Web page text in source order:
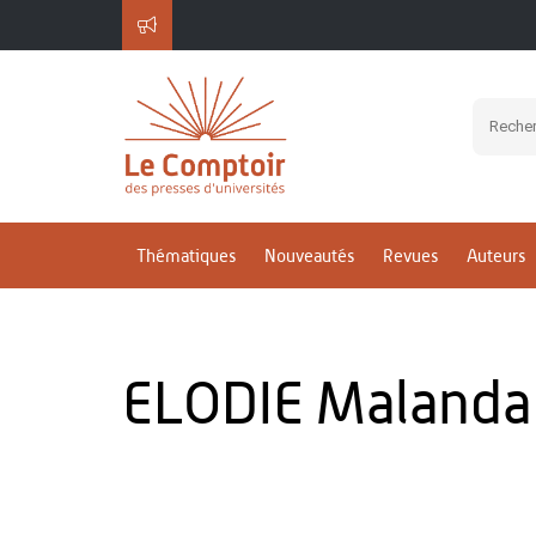
Thématiques Nouveautés Revues Auteurs
ELODIE Malanda